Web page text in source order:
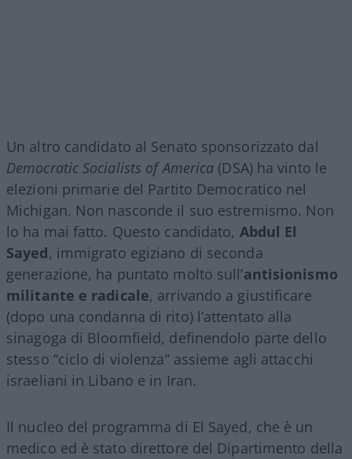
Un altro candidato al Senato sponsorizzato dal
Democratic Socialists of America (DSA) ha vinto le
elezioni primarie del Partito Democratico nel
Michigan. Non nasconde il suo estremismo. Non
lo ha mai fatto. Questo candidato, Abdul El
Sayed, immigrato egiziano di seconda
generazione, ha puntato molto sull’antisionismo
militante e radicale, arrivando a giustificare
(dopo una condanna di rito) l’attentato alla
sinagoga di Bloomfield, definendolo parte dello
stesso “ciclo di violenza” assieme agli attacchi
israeliani in Libano e in Iran.
Il nucleo del programma di El Sayed, che è un
medico ed è stato direttore del Dipartimento della